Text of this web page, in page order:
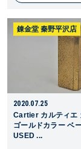
錬金堂 秦野平沢店
2020.07.25
Cartier カルティエ
ゴールドカラー ベ
USED ...